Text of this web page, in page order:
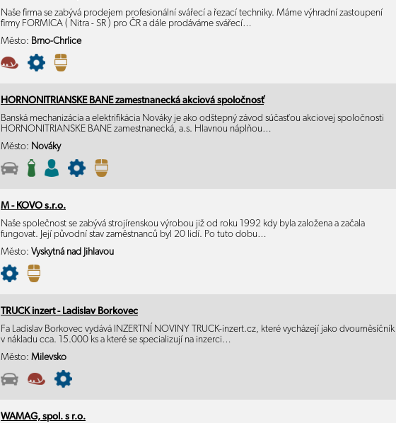
Naše firma se zabývá prodejem profesionální svářecí a řezací techniky. Máme výhradní zastoupení
firmy FORMICA ( Nitra - SR ) pro ČR a dále prodáváme svářecí…
Město: Brno-Chrlice
HORNONITRIANSKE BANE zamestnanecká akciová spoločnosť
Banská mechanizácia a elektrifikácia Nováky je ako odštepný závod súčasťou akciovej spoločnosti
HORNONITRIANSKE BANE zamestnanecká, a.s. Hlavnou náplňou…
Město: Nováky
M - KOVO s.r.o.
Naše společnost se zabývá strojírenskou výrobou již od roku 1992 kdy byla založena a začala
fungovat. Její původní stav zaměstnanců byl 20 lidí. Po tuto dobu…
Město: Vyskytná nad Jihlavou
TRUCK inzert - Ladislav Borkovec
Fa Ladislav Borkovec vydává INZERTNÍ NOVINY TRUCK-inzert.cz, které vycházejí jako dvouměsíčník
v nákladu cca. 15.000 ks a které se specializují na inzerci…
Město: Milevsko
WAMAG, spol. s r.o.